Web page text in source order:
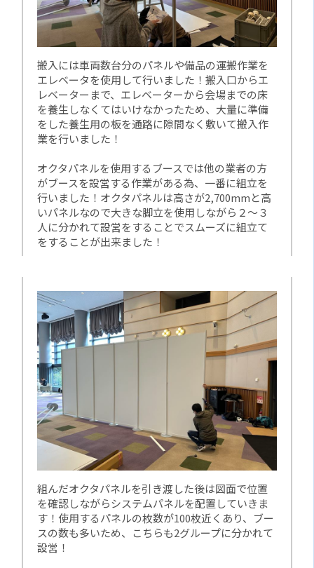
搬入には車両数台分のパネルや備品の運搬作業を
エレベータを使用して行いました！搬入口からエ
レベーターまで、エレベーターから会場までの床
を養生しなくてはいけなかったため、大量に準備
をした養生用の板を通路に隙間なく敷いて搬入作
業を行いました！
オクタパネルを使用するブースでは他の業者の方
がブースを設営する作業がある為、一番に組立を
行いました！オクタパネルは高さが2,700mmと高
いパネルなので大きな脚立を使用しながら２～３
人に分かれて設営をすることでスムーズに組立て
をすることが出来ました！
組んだオクタパネルを引き渡した後は図面で位置
を確認しながらシステムパネルを配置していきま
す！使用するパネルの枚数が100枚近くあり、ブー
スの数も多いため、こちらも2グループに分かれて
設営！